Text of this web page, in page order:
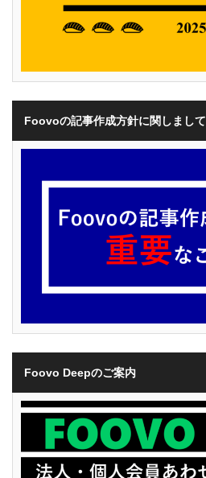
Foovoの記事作成方針に関しまして
Foovo Deepのご案内